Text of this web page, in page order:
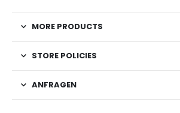
MORE PRODUCTS
STORE POLICIES
ANFRAGEN